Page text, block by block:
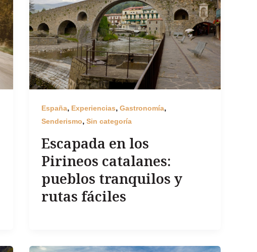
España, Experiencias,Gastronomía,
Senderismo,Sin categoría
Escapada en los
Pirineos catalanes:
pueblos tranquilos y
rutas fáciles